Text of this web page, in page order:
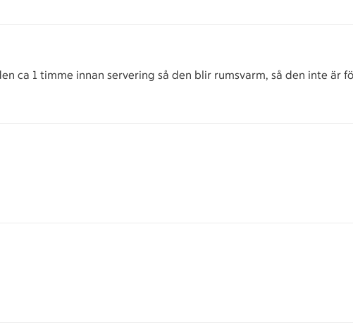
ca 1 timme innan servering så den blir rumsvarm, så den inte är